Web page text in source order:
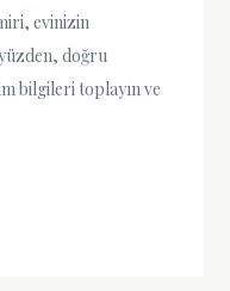
evinizin
doğru
bilgileri toplayın ve